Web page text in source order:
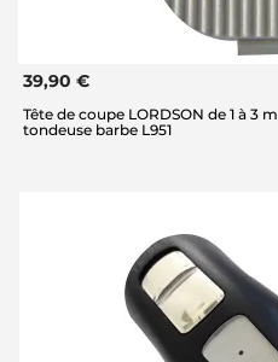
39,90 €
Tête de coupe LORDSON de 1 à 3
tondeuse barbe L951